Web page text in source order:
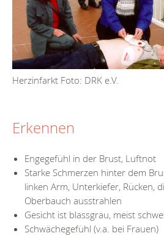
Herzinfarkt Foto: DRK e.V.
Erkennen
Engegefühl in der Brust, Luftnot
Starke Schmerzen hinter dem
linken Arm, Unterkiefer, Rücken,
Oberbauch ausstrahlen
Gesicht ist blassgrau, meist
Schwächegefühl (v.a. bei Frauen)